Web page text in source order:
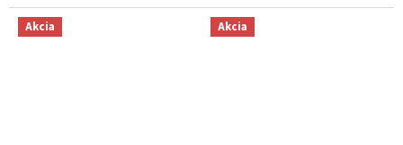
Akcia Akcia